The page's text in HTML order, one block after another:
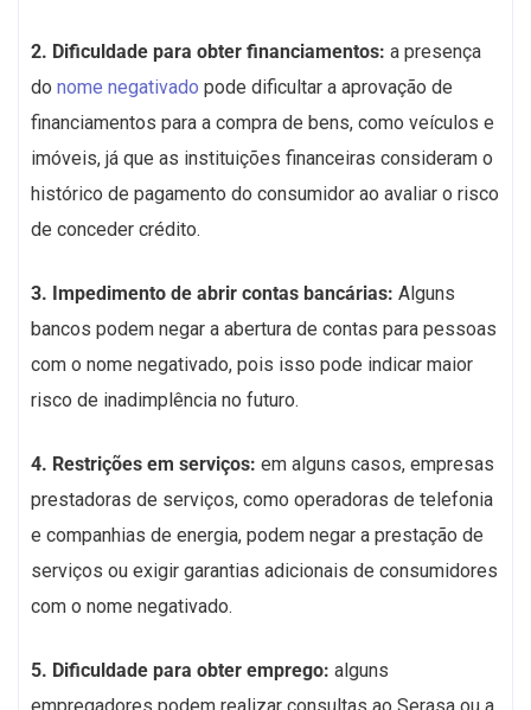
2. Dificuldade para obter financiamentos: a presença
do nome negativado pode dificultar a aprovação de
financiamentos para a compra de bens, como veículos e
imóveis, já que as instituições financeiras consideram o
histórico de pagamento do consumidor ao avaliar o risco
de conceder crédito.
3. Impedimento de abrir contas bancárias: Alguns
bancos podem negar a abertura de contas para pessoas
com o nome negativado, pois isso pode indicar maior
risco de inadimplência no futuro.
4. Restrições em serviços: em alguns casos, empresas
prestadoras de serviços, como operadoras de telefonia
e companhias de energia, podem negar a prestação de
serviços ou exigir garantias adicionais de consumidores
com o nome negativado.
5. Dificuldade para obter emprego: alguns